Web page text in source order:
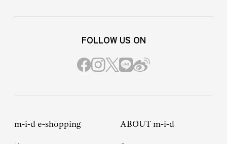
FOLLOW US ON
m-i-d e-shopping ABOUT m-i-d